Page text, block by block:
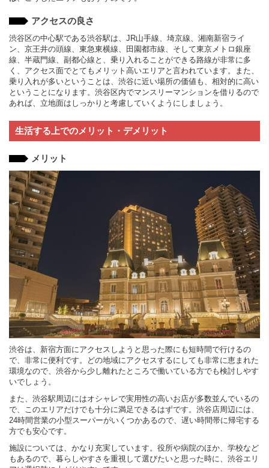
アクセスの良さ
渋谷区の中心駅である渋谷駅は、JR山手線、埼京線、湘南新宿ライ
ン、京王井の頭線、東急東横線、田園都市線、そして東京メトロ銀座
線、半蔵門線、副都心線と、乗り入れることができる路線が非常に多
く、アクセス面でとてもメリット高いエリアと言われています。また、
乗り入れが多いということは、渋谷に近い場所の価値も、相対的に高い
ということになります。渋谷区内でマンスリーマンションを借りるので
あれば、立地面はしっかりと考慮していくようにしましょう。
生活する上でのメリット・デメリット
メリット
渋谷は、新宿方面にアクセスしようと思った際にも短時間で行けるの
で、非常に便利です。どの地域にアクセスするにしても非常に恵まれた
環境なので、渋谷から少し離れたところで働いている方でも検討しやす
いでしょう。
また、渋谷駅周辺にはオシャレで実用性の高いお店が多数並んでいるの
で、このエリアだけでも十分に満足できるはずです。渋谷店周辺には、
24時間営業の小型スーパーがいくつかあるので、遅い時間帯に帰宅する
方でも安心です。
施設については、かなり充実しています。役所や病院のほか、学校など
もあるので、暮らしやすさを重視して選びたいと思った時に、渋谷エリ